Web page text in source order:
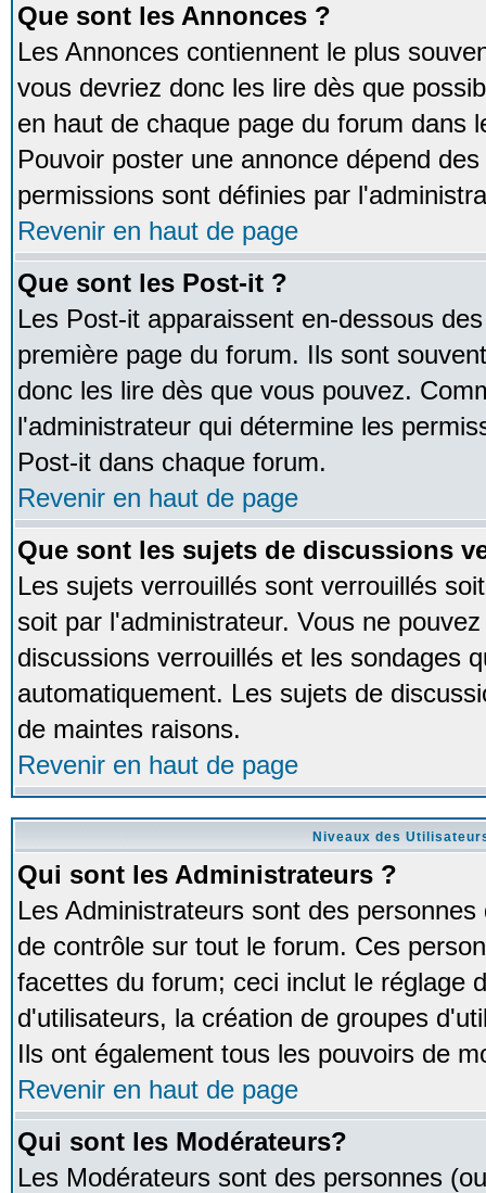
Que sont les Annonces ?
Les Annonces contiennent le plus
vous devriez donc les lire dès que
en haut de chaque page du forum dans
Pouvoir poster une annonce dépend
permissions sont définies par
Revenir en haut de page
Que sont les Post-it ?
Les Post-it apparaissent en-dessous
première page du forum. Ils sont
donc les lire dès que vous pouvez.
l'administrateur qui détermine les
Post-it dans chaque forum.
Revenir en haut de page
Que sont les sujets de discussions
Les sujets verrouillés sont verrouillés
soit par l'administrateur. Vous ne
discussions verrouillés et les sondages
automatiquement. Les sujets de
de maintes raisons.
Revenir en haut de page
Niveaux des
Qui sont les Administrateurs ?
Les Administrateurs sont des
de contrôle sur tout le forum. Ces
facettes du forum; ceci inclut le réglage
d'utilisateurs, la création de groupes
Ils ont également tous les pouvoirs de
Revenir en haut de page
Qui sont les Modérateurs?
Les Modérateurs sont des personnes